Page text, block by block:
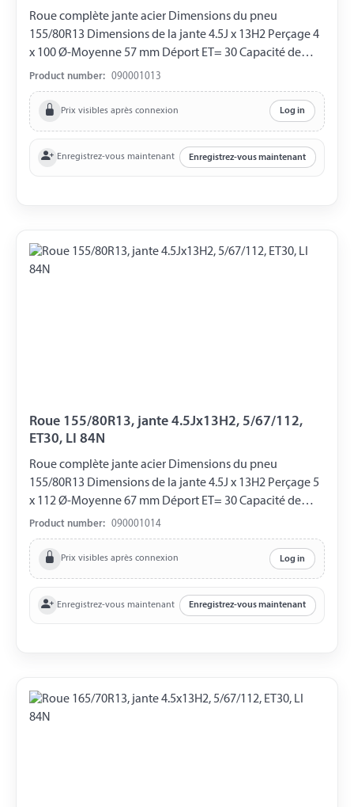
Roue complète jante acier Dimensions du pneu
155/80R13 Dimensions de la jante 4.5J x 13H2 Perçage 4
x 100 Ø-Moyenne 57 mm Déport ET= 30 Capacité de
charge 500 kg LI 84N
Product number: 090001013
Prix visibles après connexion Log in
Enregistrez-vous maintenant Enregistrez-vous maintenant
Roue 155/80R13, jante 4.5Jx13H2, 5/67/112,
ET30, LI 84N
Roue complète jante acier Dimensions du pneu
155/80R13 Dimensions de la jante 4.5J x 13H2 Perçage 5
x 112 Ø-Moyenne 67 mm Déport ET= 30 Capacité de
charge 500 kg LI 84N
Product number: 090001014
Prix visibles après connexion Log in
Enregistrez-vous maintenant Enregistrez-vous maintenant